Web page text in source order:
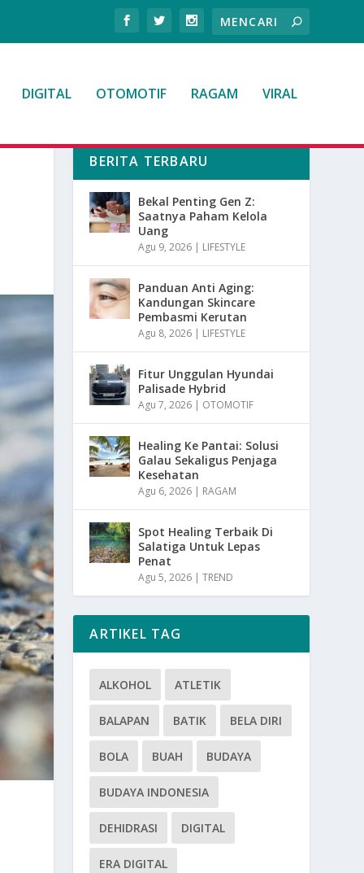
DIGITAL OTOMOTIF RAGAM VIRAL
BERITA TERBARU
Bekal Penting Gen Z:
Saatnya Paham Kelola
Uang
Agu 9, 2026 | LIFESTYLE
Panduan Anti Aging:
Kandungan Skincare
Pembasmi Kerutan
Agu 8, 2026 | LIFESTYLE
Fitur Unggulan Hyundai
Palisade Hybrid
Agu 7, 2026 | OTOMOTIF
Healing Ke Pantai: Solusi
Galau Sekaligus Penjaga
Kesehatan
Agu 6, 2026 | RAGAM
Spot Healing Terbaik Di
Salatiga Untuk Lepas
Penat
Agu 5, 2026 |TREND
ARTIKEL TAG
ALKOHOL ATLETIK
BALAPAN BATIK BELA DIRI
BOLA BUAH BUDAYA
BUDAYA INDONESIA
DEHIDRASI DIGITAL
ERA DIGITAL